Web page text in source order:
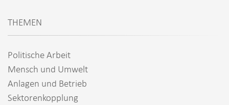
THEMEN
Politische Arbeit
Mensch und Umwelt
Anlagen und Betrieb
Sektorenkopplung